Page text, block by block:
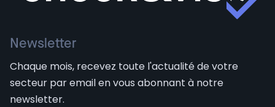
Newsletter
Chaque mois, recevez toute l'actualité de votre
secteur par email en vous abonnant à notre
newsletter.